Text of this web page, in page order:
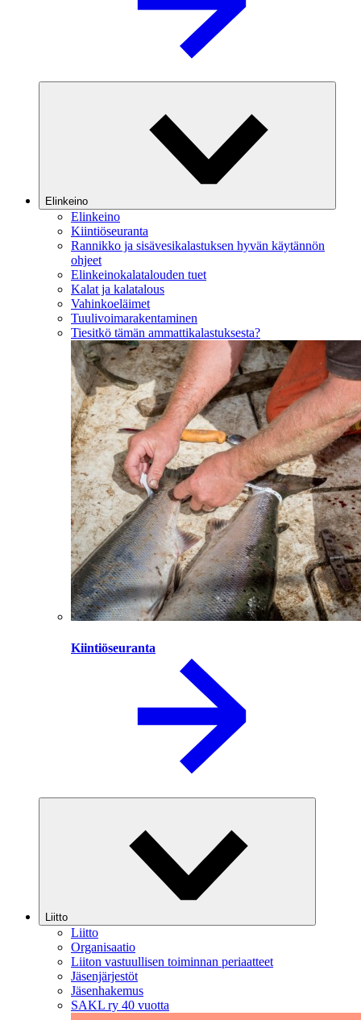
Elinkeino
Elinkeino
Kiintiöseuranta
Rannikko ja sisävesikalastuksen hyvän käytännön
ohjeet
Elinkeinokalatalouden tuet
Kalat ja kalatalous
Vahinkoeläimet
Tuulivoimarakentaminen
Tiesitkö tämän ammattikalastuksesta?
Kiintiöseuranta
Liitto
Liitto
Organisaatio
Liiton vastuullisen toiminnan periaatteet
Jäsenjärjestöt
Jäsenhakemus
SAKL ry 40 vuotta